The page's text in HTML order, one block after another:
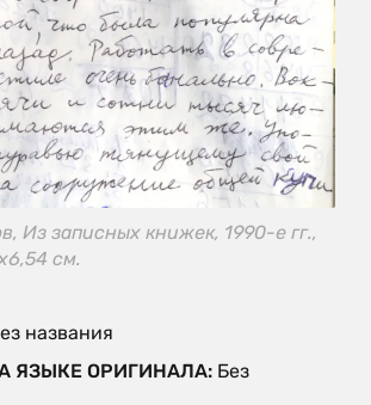
Из записных книжек, 1990-е гг.,
см.
названия
ЯЗЫКЕ ОРИГИНАЛА: Без